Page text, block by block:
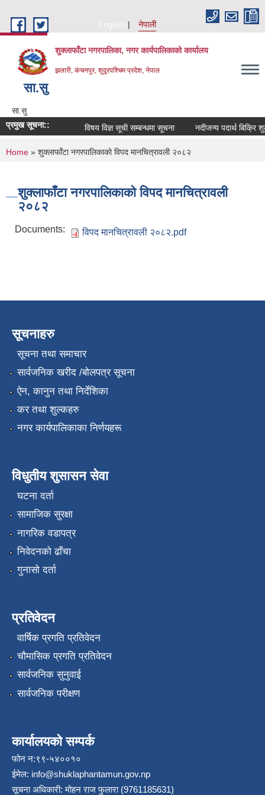
English
नेपाली
शुक्लाफाँटा नगरपालिका, नगर कार्यपालिकाको कार्यालय
झलारी, कंचनपुर, शुदूरपश्चिम प्रदेश, नेपाल
सा‍.सु
सा‍.सु
प्रमुख सूचना::
विषय विज्ञ सूची सम्बन्धमा सूचना नदीजन्य पदार्थ बिक्रि
You are here
Home » शुक्लाफाँटा नगरपालिकाको विपद मानचित्रावली २०८२
शुक्लाफाँटा नगरपालिकाको विपद मानचित्रावली
२०८२
Documents: विपद मानचित्रावली २०८२.pdf
सूचनाहरु
सूचना तथा समाचार
सार्वजनिक खरीद /बोलपत्र सूचना
ऐन, कानुन तथा निर्देशिका
कर तथा शुल्कहरु
नगर कार्यपालिकाका निर्णयहरू
विधुतीय शुसासन सेवा
घटना दर्ता
सामाजिक सुरक्षा
नागरिक वडापत्र
निवेदनको ढाँचा
गुनासो दर्ता
प्रतिवेदन
वार्षिक प्रगति प्रतिवेदन
चौमासिक प्रगति प्रतिवेदन
सार्वजनिक सुनुवाई
सार्वजनिक परीक्षण
कार्यालयको सम्पर्क
फोन न:९९-५४००१०
ईमेल: info@shuklaphantamun.gov.np
सूचना अधिकारी: मोहन राज फुलारा (9761185631)